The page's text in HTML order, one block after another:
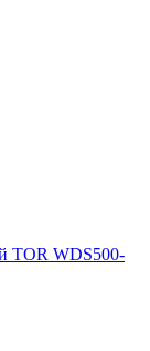
TOR WDS500-